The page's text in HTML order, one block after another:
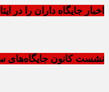
اخبار جایگاه داران را در
نشست کانون جایگاه‌های